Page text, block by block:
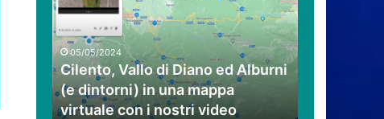
Diano
Alburni
(e
dintorni)
in
una
05/05/2024
Cilento, Vallo di Diano ed Alburni
(e dintorni) in una mappa
virtuale con i nostri video